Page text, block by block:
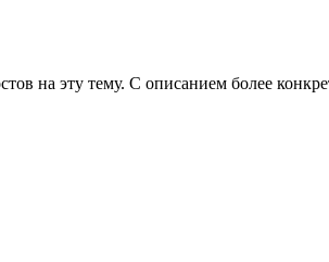
на эту тему. С описанием более